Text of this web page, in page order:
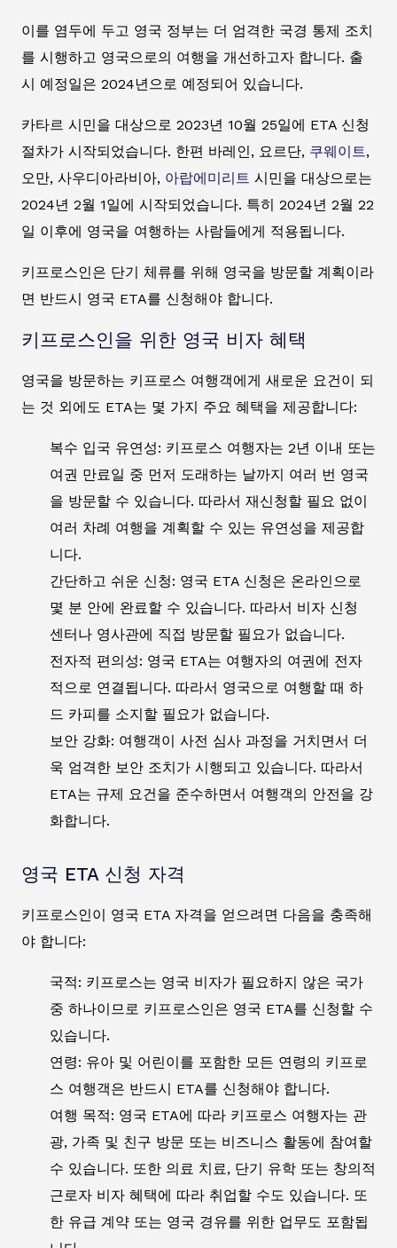
이를 염두에 두고 영국 정부는 더 엄격한 국경 통제 조치
를 시행하고 영국으로의 여행을 개선하고자 합니다. 출
시 예정일은 2024년으로 예정되어 있습니다.
카타르 시민을 대상으로 2023년 10월 25일에 ETA 신청
절차가 시작되었습니다. 한편 바레인, 요르단, 쿠웨이트,
오만, 사우디아라비아, 아랍에미리트 시민을 대상으로는
2024년 2월 1일에 시작되었습니다. 특히 2024년 2월 22
일 이후에 영국을 여행하는 사람들에게 적용됩니다.
키프로스인은 단기 체류를 위해 영국을 방문할 계획이라
면 반드시 영국 ETA를 신청해야 합니다.
키프로스인을 위한 영국 비자 혜택
영국을 방문하는 키프로스 여행객에게 새로운 요건이 되
는 것 외에도 ETA는 몇 가지 주요 혜택을 제공합니다:
복수 입국 유연성: 키프로스 여행자는 2년 이내 또는
여권 만료일 중 먼저 도래하는 날까지 여러 번 영국
을 방문할 수 있습니다. 따라서 재신청할 필요 없이
여러 차례 여행을 계획할 수 있는 유연성을 제공합
니다.
간단하고 쉬운 신청: 영국 ETA 신청은 온라인으로
몇 분 안에 완료할 수 있습니다. 따라서 비자 신청
센터나 영사관에 직접 방문할 필요가 없습니다.
전자적 편의성: 영국 ETA는 여행자의 여권에 전자
적으로 연결됩니다. 따라서 영국으로 여행할 때 하
드 카피를 소지할 필요가 없습니다.
보안 강화: 여행객이 사전 심사 과정을 거치면서 더
욱 엄격한 보안 조치가 시행되고 있습니다. 따라서
ETA는 규제 요건을 준수하면서 여행객의 안전을 강
화합니다.
영국 ETA 신청 자격
키프로스인이 영국 ETA 자격을 얻으려면 다음을 충족해
야 합니다:
국적: 키프로스는 영국 비자가 필요하지 않은 국가
중 하나이므로 키프로스인은 영국 ETA를 신청할 수
있습니다.
연령: 유아 및 어린이를 포함한 모든 연령의 키프로
스 여행객은 반드시 ETA를 신청해야 합니다.
여행 목적: 영국 ETA에 따라 키프로스 여행자는 관
광, 가족 및 친구 방문 또는 비즈니스 활동에 참여할
수 있습니다. 또한 의료 치료, 단기 유학 또는 창의적
근로자 비자 혜택에 따라 취업할 수도 있습니다. 또
한 유급 계약 또는 영국 경유를 위한 업무도 포함됩